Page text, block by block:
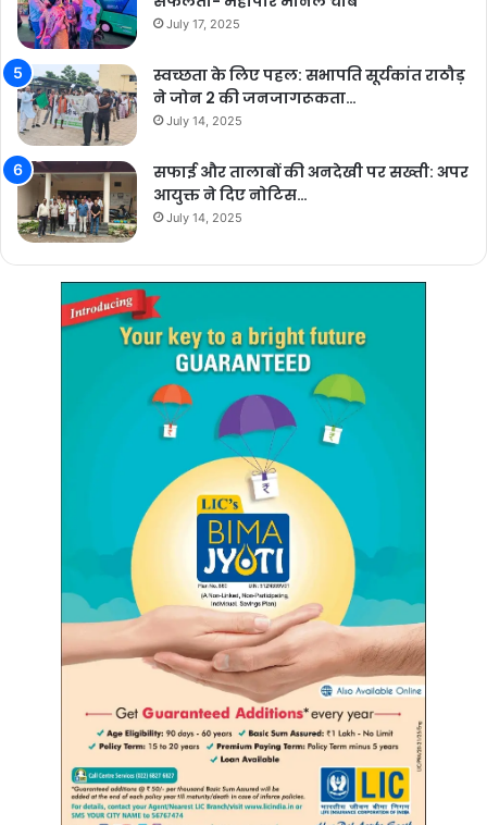
July 17, 2025
स्वच्छता के लिए पहल: सभापति सूर्यकांत राठौड़
ने जोन 2 की जनजागरूकता…
July 14, 2025
सफाई और तालाबों की अनदेखी पर सख्ती: अपर
आयुक्त ने दिए नोटिस…
July 14, 2025